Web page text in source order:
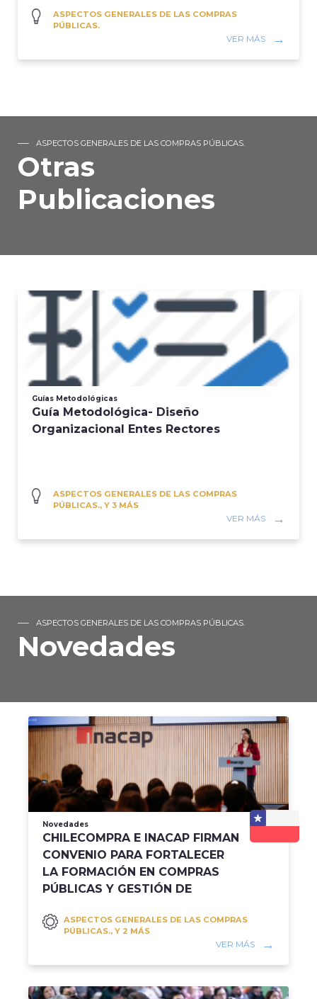
ASPECTOS GENERALES DE LAS COMPRAS
PÚBLICAS.
VER MÁS
ASPECTOS GENERALES DE LAS COMPRAS PÚBLICAS.
Otras
Publicaciones
Guías Metodológicas
Guía Metodológica- Diseño
Organizacional Entes Rectores
ASPECTOS GENERALES DE LAS COMPRAS
PÚBLICAS., Y 3 MÁS
VER MÁS
ASPECTOS GENERALES DE LAS COMPRAS PÚBLICAS.
Novedades
Novedades
CHILECOMPRA E INACAP FIRMAN
CONVENIO PARA FORTALECER
LA FORMACIÓN EN COMPRAS
PÚBLICAS Y GESTIÓN DE
ASPECTOS GENERALES DE LAS COMPRAS
PÚBLICAS., Y 2 MÁS
VER MÁS